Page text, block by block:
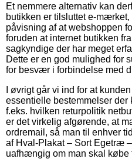
Et nemmere alternativ kan
butikken er tilsluttet e-
påvisning af at webshoppen
foruden at internet butikken
sagkyndige der har meget
Dette er en god mulighed for
for besvær i forbindelse med
I øvrigt går vi ind for at
essentielle bestemmelser
f.eks. hvilken returpolitik
er det virkelig afgørende, at
ordremail, så man til enhver
af Hval-Plakat – Sort Egetræ
uafhængig om man skal købe